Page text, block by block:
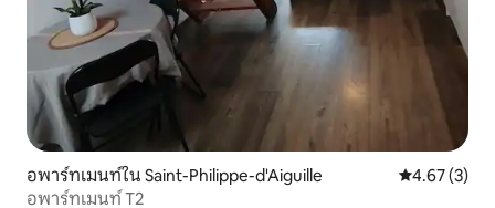
อพาร์ทเมนท์ใน Saint-Philippe-d'Aiguille คะแนนเฉลี่ย
4.67 (3)
อพาร์ทเมนท์ T2